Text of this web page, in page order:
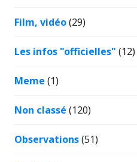
Film, vidéo(29)
Les infos "officielles" (12)
Meme (1)
Non classé (120)
Observations(51)